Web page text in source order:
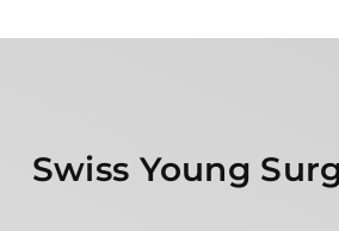
Swiss Young